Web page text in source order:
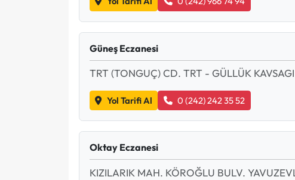
Güneş Eczanesi
TRT (TONGUÇ) CD. TRT - GÜLLÜK KAVSAGI
Yol Tarifi Al 0 (242) 242 35 52
Oktay Eczanesi
KIZILARIK MAH. KÖROĞLU BULV.